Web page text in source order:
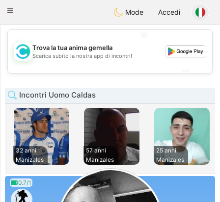
olombiaCitas
Toggle
Mode Accedi
💖
💕
Trova la tua anima gemella
Scarica subito la nostra app di incontri!
Incontri Uomo Caldas
32 anni
Manizales
57 anni
Manizales
25 anni
Manizales
0.7/1